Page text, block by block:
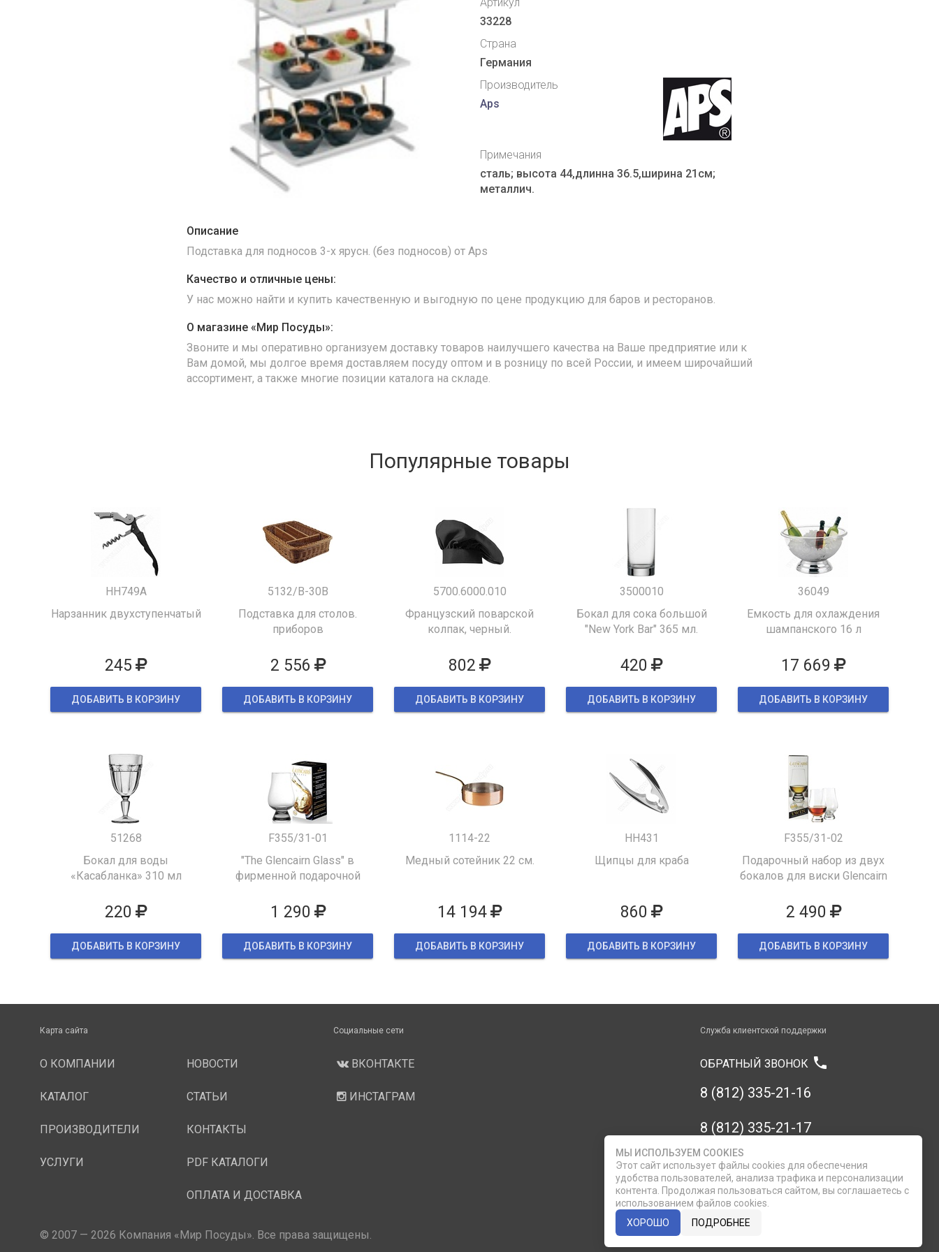
33228
Страна
Германия
Производитель
Aps
Примечания
сталь; высота 44,длинна 36.5,ширина 21см;
металлич.
Описание
Подставка для подносов 3-х ярусн. (без подносов) от Aps
Качество и отличные цены:
У нас можно найти и купить качественную и выгодную по цене продукцию для баров и ресторанов.
О магазине «Мир Посуды»:
Звоните и мы оперативно организуем доставку товаров наилучшего качества на Ваше предприятие или к
Вам домой, мы долгое время доставляем посуду оптом и в розницу по всей России, и имеем широчайший
ассортимент, а также многие позиции каталога на складе.
Популярные товары
HH749A
Нарзанник двухступенчатый
245
ДОБАВИТЬ В КОРЗИНУ
5132/B-30B
Подставка для столов.
приборов
2 556
ДОБАВИТЬ В КОРЗИНУ
5700.6000.010
Французский поварской
колпак, черный.
802
ДОБАВИТЬ В КОРЗИНУ
3500010
Бокал для сока большой
"New York Bar" 365 мл.
420
ДОБАВИТЬ В КОРЗИНУ
36049
Емкость для охлаждения
шампанского 16 л
17 669
ДОБАВИТЬ В КОРЗИНУ
51268
Бокал для воды
«Касабланка» 310 мл
220
ДОБАВИТЬ В КОРЗИНУ
F355/31-01
"The Glencairn Glass" в
фирменной подарочной
1 290
ДОБАВИТЬ В КОРЗИНУ
1114-22
Медный сотейник 22 см.
14 194
ДОБАВИТЬ В КОРЗИНУ
HH431
Щипцы для краба
860
ДОБАВИТЬ В КОРЗИНУ
F355/31-02
Подарочный набор из двух
бокалов для виски Glencairn
2 490
ДОБАВИТЬ В КОРЗИНУ
Карта сайта
О КОМПАНИИ
КАТАЛОГ
ПРОИЗВОДИТЕЛИ
УСЛУГИ
НОВОСТИ
СТАТЬИ
КОНТАКТЫ
PDF КАТАЛОГИ
ОПЛАТА И ДОСТАВКА
Социальные сети
ВКОНТАКТЕ
ИНСТАГРАМ
Служба клиентской поддержки
ОБРАТНЫЙ ЗВОНОК phone
8 (812) 335-21-16
8 (812) 335-21-17
7 (911) 947-43-48
© 2007 — 2026 Компания «Мир Посуды». Все права защищены.
МЫ ИСПОЛЬЗУЕМ COOKIES
Этот сайт использует файлы cookies для обеспечения
удобства пользователей, анализа трафика и персонализации
контента. Продолжая пользоваться сайтом, вы соглашаетесь с
использованием файлов cookies.
ХОРОШО
ПОДРОБНЕЕ